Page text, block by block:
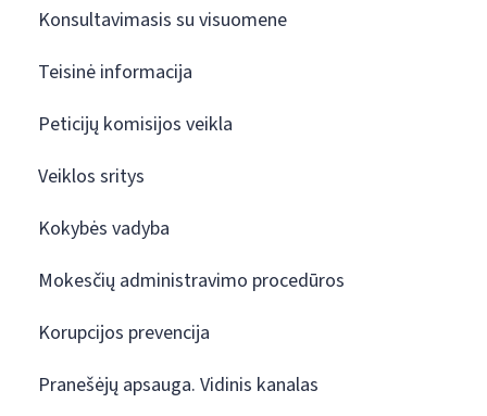
Konsultavimasis su visuomene
Teisinė informacija
Peticijų komisijos veikla
Veiklos sritys
Kokybės vadyba
Mokesčių administravimo procedūros
Korupcijos prevencija
Pranešėjų apsauga. Vidinis kanalas